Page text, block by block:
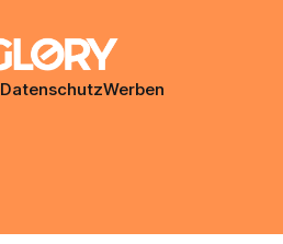
DatenschutzWerben